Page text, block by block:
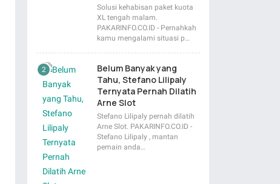
Solusi kehabisan paket kuota
XL tengah malam.
PAKARINFO.CO.ID - Pernahkah
kamu mengalami situasi p…
Belum Banyak yang
Tahu, Stefano Lilipaly
Ternyata Pernah Dilatih
Arne Slot
Stefano Lilipaly pernah dilatih
Arne Slot. PAKARINFO.CO.ID -
Stefano Lilipaly , mantan
pemain anda…